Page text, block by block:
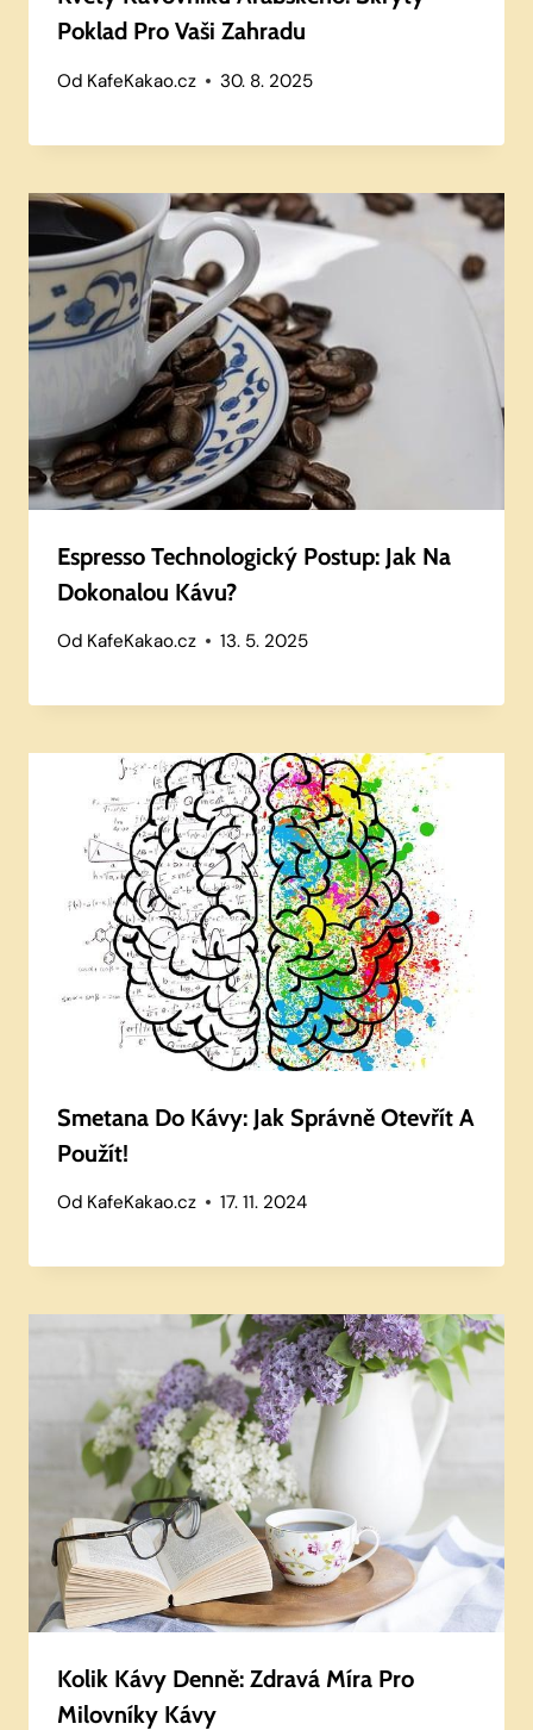
Poklad Pro Vaši Zahradu
Od KafeKakao.cz 30. 8. 2025
Espresso Technologický Postup: Jak Na
Dokonalou Kávu?
Od KafeKakao.cz 13. 5. 2025
Smetana Do Kávy: Jak Správně Otevřít A
Použít!
Od KafeKakao.cz 17. 11. 2024
Kolik Kávy Denně: Zdravá Míra Pro
Milovníky Kávy